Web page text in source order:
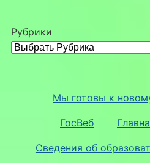
Рубрики
Мы готовы к
ГосВеб
Сведения об